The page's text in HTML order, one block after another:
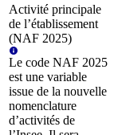
Activité principale
de l’établissement
(NAF 2025)
Le code NAF 2025
est une variable
issue de la nouvelle
nomenclature
d’activités de